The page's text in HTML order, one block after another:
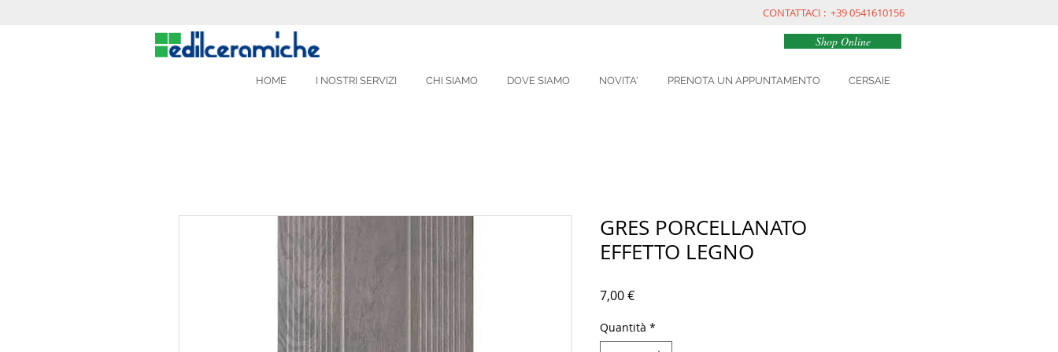
CONTATTACI : +39 0541610156
Shop Online
HOME I NOSTRI SERVIZI CHI SIAMO DOVE SIAMO NOVITA' PRENOTA UN APPUNTAMENTO CERSAIE
GRES PORCELLANATO
EFFETTO LEGNO
7,00 €Prezzo
Quantità *